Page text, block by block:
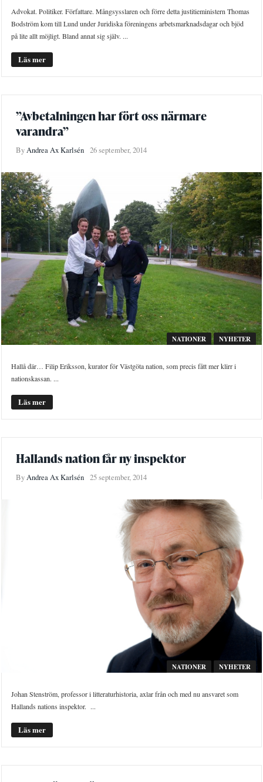
Advokat. Politiker. Författare. Mångsysslaren och förre detta justitieministern Thomas
Bodström kom till Lund under Juridiska föreningens arbetsmarknadsdagar och bjöd
på lite allt möjligt. Bland annat sig själv. ...
Läs mer
”Avbetalningen har fört oss närmare
varandra”
ByAndrea Ax Karlsén 26 september, 2014
NATIONER NYHETER
Hallå där… Filip Eriksson, kurator för Västgöta nation, som precis fått mer klirr i
nationskassan. ...
Läs mer
Hallands nation får ny inspektor
ByAndrea Ax Karlsén 25 september, 2014
NATIONER NYHETER
Johan Stenström, professor i litteraturhistoria, axlar från och med nu ansvaret som
Hallands nations inspektor. ...
Läs mer